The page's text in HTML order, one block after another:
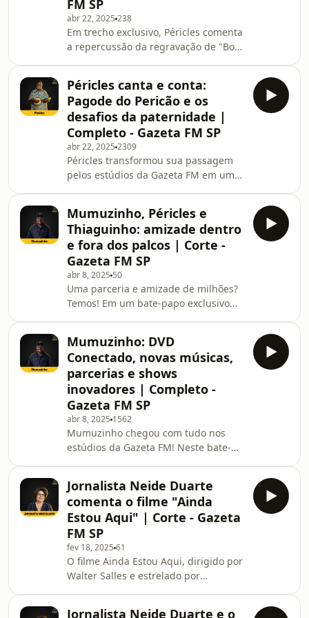
comenta sua fase pagodeira, o
sucesso da música "Nosso Primeiro
Beijo" e os detalhes por trás do
projeto Serenata da GG. Gloria
também compartilha o que a motiv
FM SP
abr 22, 2025 238
Em trecho exclusivo, Péricles comenta
a repercussão da regravação de "Boca
no projeto Pagode do Pericão com a
participação de Seu Jorge. O cantor
também falou sobre seus projetos
como ator, incluindo Sinfonia de Natal
e o filme Barraco de Família. Confira!
Péricles canta e conta:
Pagode do Pericão e os
desafios da paternidade |
Completo - Gazeta FM SP
abr 22, 2025 2309
Péricles transformou sua passagem
pelos estúdios da Gazeta FM em um
“Supera” e “Já É”. No bate-papo com a
jornalista Neide Oliveira, falou sobre
o projeto Pagode do Pericão, a
escolha dos convidados e músicas,
além dos desafios da paternidade om
os filhos Lucas Morato e Maria
Helena. Ouça!
Mumuzinho, Péricles e
Thiaguinho: amizade dentro
e fora dos palcos | Corte -
Gazeta FM SP
abr 8, 2025 50
Uma parceria e amizade de milhões?
Temos! Em um bate-papo exclusivo
Thiaguinho. Quer saber mais sobre
essa amizade? Então confira este
trecho exclusivo!
Mumuzinho: DVD
Conectado, novas músicas,
parcerias e shows
inovadores | Completo -
Gazeta FM SP
abr 8, 2025 1562
Mumuzinho chegou com tudo nos
estúdios da Gazeta FM! Neste bate-
projeto, o DVD "Conectado", que traz
canções inéditas e parcerias com
grandes nomes do samba e pagode.
Ele também compartilha sua decisão
de focar na música após sua
experiência na atuação e revela
detalhes da produção de seus shows,
que contam até com hologr
Jornalista Neide Duarte
comenta o filme "Ainda
Estou Aqui" | Corte - Gazeta
FM SP
fev 18, 2025 61
O filme Ainda Estou Aqui, dirigido por
Walter Salles e estrelado por
Jornalista Neide Duarte e o